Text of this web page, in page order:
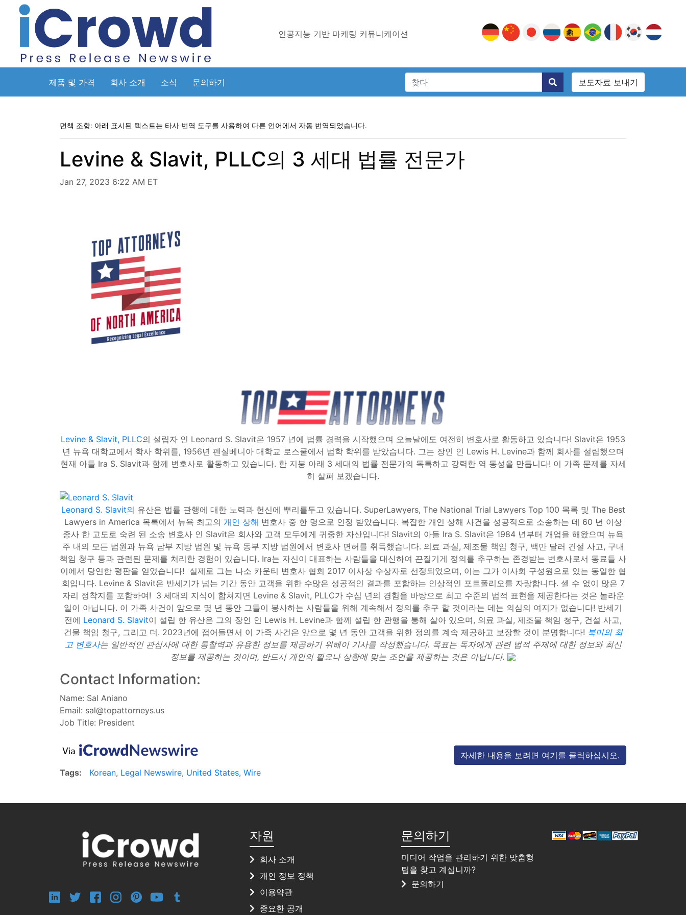
인공지능 기반 마케팅 커뮤니케이션
제품 및 가격 회사 소개 소식 문의하기 보도자료 보내기
면책 조항: 아래 표시된 텍스트는 타사 번역 도구를 사용하여 다른 언어에서 자동 번역되었습니다.
Levine & Slavit, PLLC의 3 세대 법률 전문가
Jan 27, 2023 6:22 AM ET
Levine & Slavit, PLLC의 설립자 인 Leonard S. Slavit은 1957 년에 법률 경력을 시작했으며 오늘날에도 여전히 변호사로 활동하고 있습니다! Slavit은 1953
년 뉴욕 대학교에서 학사 학위를, 1956년 펜실베니아 대학교 로스쿨에서 법학 학위를 받았습니다. 그는 장인 인 Lewis H. Levine과 함께 회사를 설립했으며
현재 아들 Ira S. Slavit과 함께 변호사로 활동하고 있습니다. 한 지붕 아래 3 세대의 법률 전문가의 독특하고 강력한 역 동성을 만듭니다! 이 가족 문제를 자세
히 살펴 보겠습니다.
Leonard S. Slavit의 유산은 법률 관행에 대한 노력과 헌신에 뿌리를두고 있습니다. SuperLawyers, The National Trial Lawyers Top 100 목록 및 The Best
Lawyers in America 목록에서 뉴욕 최고의 개인 상해 변호사 중 한 명으로 인정 받았습니다. 복잡한 개인 상해 사건을 성공적으로 소송하는 데 60 년 이상
종사 한 고도로 숙련 된 소송 변호사 인 Slavit은 회사와 고객 모두에게 귀중한 자산입니다! Slavit의 아들 Ira S. Slavit은 1984 년부터 개업을 해왔으며 뉴욕
주 내의 모든 법원과 뉴욕 남부 지방 법원 및 뉴욕 동부 지방 법원에서 변호사 면허를 취득했습니다. 의료 과실, 제조물 책임 청구, 백만 달러 건설 사고, 구내
책임 청구 등과 관련된 문제를 처리한 경험이 있습니다. Ira는 자신이 대표하는 사람들을 대신하여 끈질기게 정의를 추구하는 존경받는 변호사로서 동료들 사
이에서 당연한 평판을 얻었습니다! 실제로 그는 나소 카운티 변호사 협회 2017 이사상 수상자로 선정되었으며, 이는 그가 이사회 구성원으로 있는 동일한 협
회입니다. Levine & Slavit은 반세기가 넘는 기간 동안 고객을 위한 수많은 성공적인 결과를 포함하는 인상적인 포트폴리오를 자랑합니다. 셀 수 없이 많은 7
자리 정착지를 포함하여! 3 세대의 지식이 합쳐지면 Levine & Slavit, PLLC가 수십 년의 경험을 바탕으로 최고 수준의 법적 표현을 제공한다는 것은 놀라운
일이 아닙니다. 이 가족 사건이 앞으로 몇 년 동안 그들이 봉사하는 사람들을 위해 계속해서 정의를 추구 할 것이라는 데는 의심의 여지가 없습니다! 반세기
전에 Leonard S. Slavit이 설립 한 유산은 그의 장인 인 Lewis H. Levine과 함께 설립 한 관행을 통해 살아 있으며, 의료 과실, 제조물 책임 청구, 건설 사고,
건물 책임 청구, 그리고 더. 2023년에 접어들면서 이 가족 사건은 앞으로 몇 년 동안 고객을 위한 정의를 계속 제공하고 보장할 것이 분명합니다! 북미의 최
고 변호사는 일반적인 관심사에 대한 통찰력과 유용한 정보를 제공하기 위해이 기사를 작성했습니다. 목표는 독자에게 관련 법적 주제에 대한 정보와 최신
정보를 제공하는 것이며, 반드시 개인의 필요나 상황에 맞는 조언을 제공하는 것은 아닙니다.
Contact Information:
Name: Sal Aniano
Email: sal@topattorneys.us
Job Title: President
자세한 내용을 보려면 여기를 클릭하십시오.
Tags:
Korean, Legal Newswire, United States, Wire
자원
회사 소개
개인 정보 정책
이용약관
중요한 공개
문의하기
미디어 작업을 관리하기 위한 맞춤형
팁을 찾고 계십니까?
문의하기